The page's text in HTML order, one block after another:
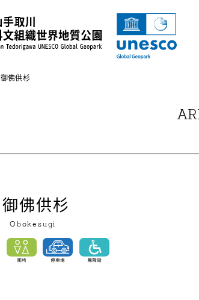
御佛供杉
御佛供杉
Obokesugi